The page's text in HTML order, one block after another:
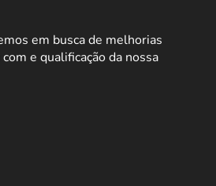
em busca de melhorias
e qualificação da nossa